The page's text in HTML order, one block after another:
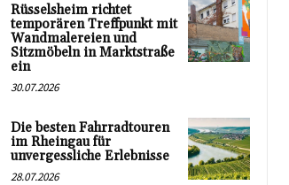
Rüsselsheim richtet
temporären Treffpunkt mit
Wandmalereien und
Sitzmöbeln in Marktstraße
ein
30.07.2026
Die besten Fahrradtouren
im Rheingau für
unvergessliche Erlebnisse
28.07.2026